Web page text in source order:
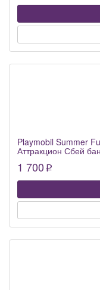
Playmobil Summer
Аттракцион Сбей
1 700 p